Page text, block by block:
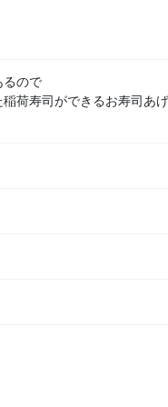
るので
荷寿司ができるお寿司あ